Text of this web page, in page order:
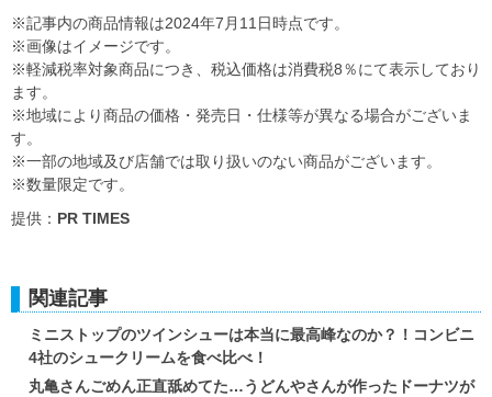
※記事内の商品情報は2024年7月11日時点です。
※画像はイメージです。
※軽減税率対象商品につき、税込価格は消費税8％にて表示しており
ます。
※地域により商品の価格・発売日・仕様等が異なる場合がございま
す。
※一部の地域及び店舗では取り扱いのない商品がございます。
※数量限定です。
提供： PR TIMES
関連記事
ミニストップのツインシューは本当に最高峰なのか？！コンビニ
4社のシュークリームを食べ比べ！
丸亀さんごめん正直舐めてた…うどんやさんが作ったドーナツが